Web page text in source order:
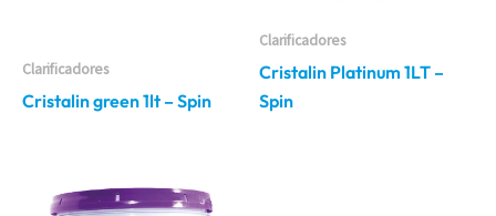
Clarificadores
Cristalin green 1lt – Spin
Clarificadores
Cristalin Platinum 1LT –
Spin